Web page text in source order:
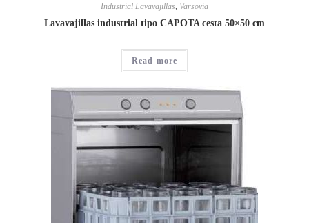
Industrial Lavavajillas Varsovia
Lavavajillas industrial tipo CAPOTA cesta 50×50 cm
Read more